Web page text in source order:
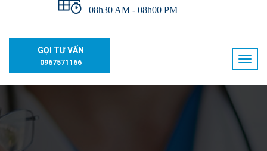
08h30 AM - 08h00 PM
GỌI TƯ VẤN
0967571166